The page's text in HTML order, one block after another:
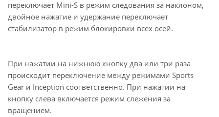
переключает Mini-S в режим следования за наклоном,
двойное нажатие и удержание переключает
стабилизатор в режим блокировки всех осей.
При нажатии на нижнюю кнопку два или три раза
происходит переключение между режимами Sports
Gear и Inception соответственно. При нажатии на
кнопку слева включается режим слежения за
вращением.